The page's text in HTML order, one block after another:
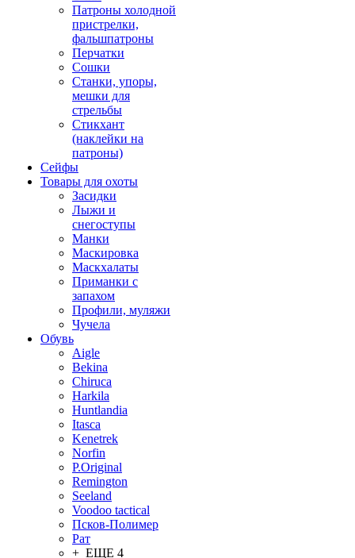
Патроны холодной
пристрелки,
фальшпатроны
Перчатки
Сошки
Станки, упоры,
мешки для
стрельбы
Стикхант
(наклейки на
патроны)
Сейфы
Товары для охоты
Засидки
Лыжи и
снегоступы
Манки
Маскировка
Маскхалаты
Приманки с
запахом
Профили, муляжи
Чучела
Обувь
Aigle
Bekina
Chiruсa
Harkila
Huntlandia
Itasca
Kenetrek
Norfin
P.Original
Remington
Seeland
Voodoo tactical
Псков-Полимер
Рат
+ ЕЩЕ 4